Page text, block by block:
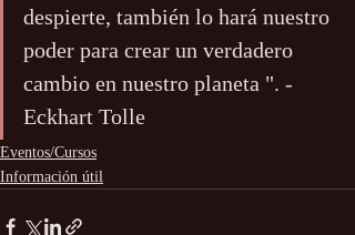
despierte, también lo hará nuestro
poder para crear un verdadero
cambio en nuestro planeta ". -
Eckhart Tolle
Eventos/Cursos
Información útil